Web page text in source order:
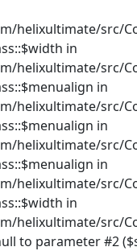
helixultimate/src/
in
helixultimate/src/
in
helixultimate/src/
in
helixultimate/src/
in
helixultimate/src/
in
helixultimate/src/
to parameter #2